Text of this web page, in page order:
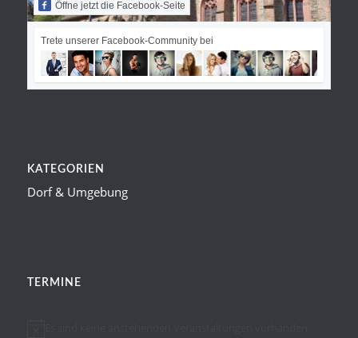
Öffne jetzt die Facebook-Seite
Trete unserer Facebook-Community bei
KATEGORIEN
Dorf & Umgebung
TERMINE